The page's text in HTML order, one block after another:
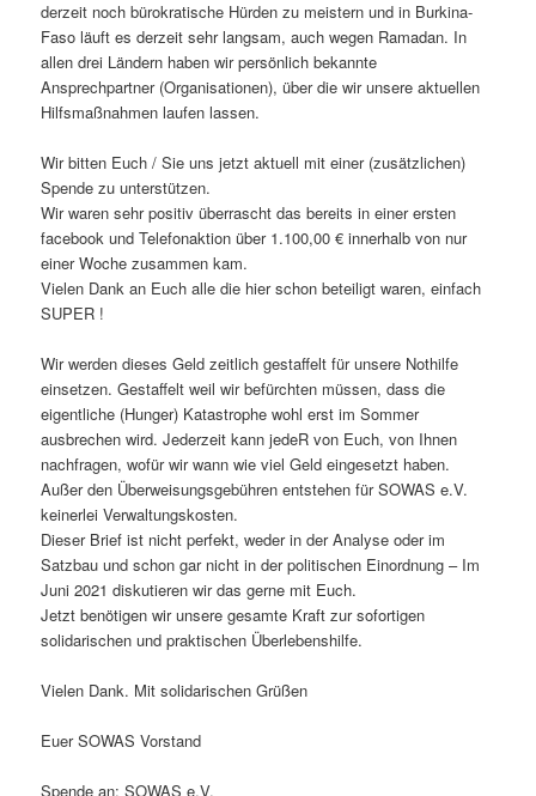
derzeit noch bürokratische Hürden zu meistern und in Burkina-
Faso läuft es derzeit sehr langsam, auch wegen Ramadan. In
allen drei Ländern haben wir persönlich bekannte
Ansprechpartner (Organisationen), über die wir unsere aktuellen
Hilfsmaßnahmen laufen lassen.
Wir bitten Euch / Sie uns jetzt aktuell mit einer (zusätzlichen)
Spende zu unterstützen.
Wir waren sehr positiv überrascht das bereits in einer ersten
facebook und Telefonaktion über 1.100,00 € innerhalb von nur
einer Woche zusammen kam.
Vielen Dank an Euch alle die hier schon beteiligt waren, einfach
SUPER !
Wir werden dieses Geld zeitlich gestaffelt für unsere Nothilfe
einsetzen. Gestaffelt weil wir befürchten müssen, dass die
eigentliche (Hunger) Katastrophe wohl erst im Sommer
ausbrechen wird. Jederzeit kann jedeR von Euch, von Ihnen
nachfragen, wofür wir wann wie viel Geld eingesetzt haben.
Außer den Überweisungsgebühren entstehen für SOWAS e.V.
keinerlei Verwaltungskosten.
Dieser Brief ist nicht perfekt, weder in der Analyse oder im
Satzbau und schon gar nicht in der politischen Einordnung – Im
Juni 2021 diskutieren wir das gerne mit Euch.
Jetzt benötigen wir unsere gesamte Kraft zur sofortigen
solidarischen und praktischen Überlebenshilfe.
Vielen Dank. Mit solidarischen Grüßen
Euer SOWAS Vorstand
Spende an: SOWAS e.V.